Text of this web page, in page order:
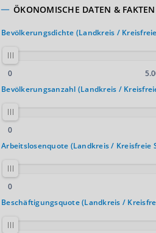
ÖKONOMISCHE DATEN & FAKTEN
Bevölkerungsdichte (Landkreis /
0
Bevölkerungsanzahl (Landkreis /
0
Arbeitslosenquote (Landkreis / Kreisfreie
0
Beschäftigungsquote (Landkreis /